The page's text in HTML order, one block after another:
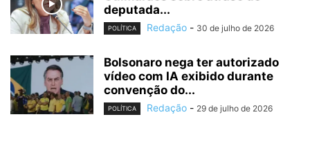
deputada...
POLÍTICA Redação - 30 de julho de 2026
Bolsonaro nega ter autorizado
vídeo com IA exibido durante
convenção do...
POLÍTICA Redação - 29 de julho de 2026